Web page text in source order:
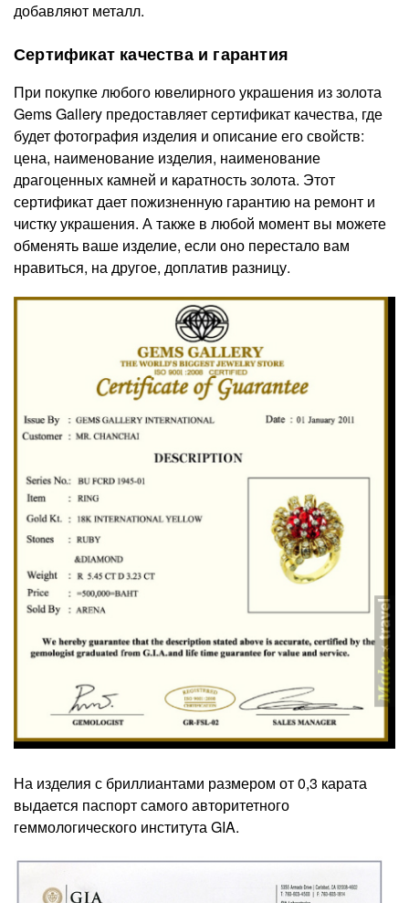
добавляют металл.
Сертификат качества и гарантия
При покупке любого ювелирного украшения из золота
Gems Gallery предоставляет сертификат качества, где
будет фотография изделия и описание его свойств:
цена, наименование изделия, наименование
драгоценных камней и каратность золота. Этот
сертификат дает пожизненную гарантию на ремонт и
чистку украшения. А также в любой момент вы можете
обменять ваше изделие, если оно перестало вам
нравиться, на другое, доплатив разницу.
На изделия с бриллиантами размером от 0,3 карата
выдается паспорт самого авторитетного
геммологического института GIA.